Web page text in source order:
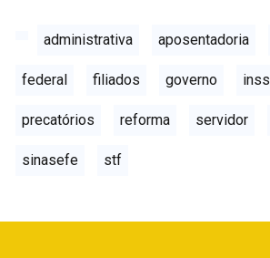
administrativa aposentadoria
federal filiados governo inss
precatórios reforma servidor
sinasefe stf